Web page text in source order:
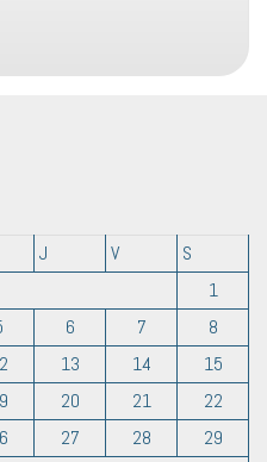
J V
S
1
6 7
8
13 14
15
20 21
22
27 28 29